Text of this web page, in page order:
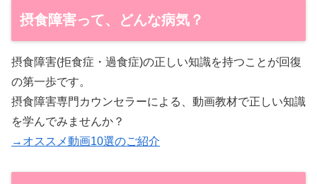
摂食障害って、どんな病気？
摂食障害(拒食症・過食症)の正しい知識を持つことが回復
の第一歩です。
摂食障害専門カウンセラーによる、動画教材で正しい知識
を学んでみませんか？
→オススメ動画10選のご紹介